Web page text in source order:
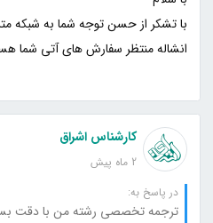
انشاله منتظر سفارش های آتی شما
کارشناس اشراق
2 ماه پیش
در پاسخ به:
ترجمه تخصصی رشته من با دقت